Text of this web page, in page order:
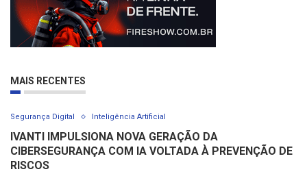
MAIS RECENTES
Segurança Digital Inteligência Artificial
IVANTI IMPULSIONA NOVA GERAÇÃO DA
CIBERSEGURANÇA COM IA VOLTADA À PREVENÇÃO DE
RISCOS